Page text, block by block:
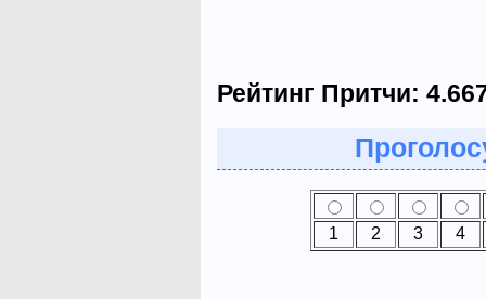
Рейтинг Притчи:
1 2 3 4